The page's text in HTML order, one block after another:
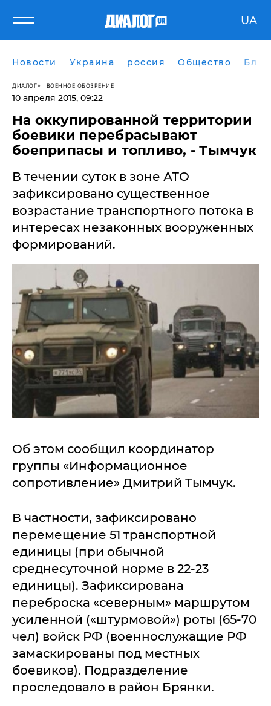
UA
Новости Украина россия Общество
ДИАЛОГ ВОЕННОЕ ОБОЗРЕНИЕ
10 апреля 2015, 09:22
​На оккупированной территории
боевики перебрасывают
боеприпасы и топливо, - Тымчук
В течении суток в зоне АТО
зафиксировано существенное
возрастание транспортного потока в
интересах незаконных вооруженных
формирований.
Об этом сообщил координатор
группы «Информационное
сопротивление» Дмитрий Тымчук.
В частности, зафиксировано
перемещение 51 транспортной
единицы (при обычной
среднесуточной норме в 22-23
единицы). Зафиксирована
переброска «северным» маршрутом
усиленной («штурмовой») роты (65-70
чел) войск РФ (военнослужащие РФ
замаскированы под местных
боевиков). Подразделение
проследовало в район Брянки.